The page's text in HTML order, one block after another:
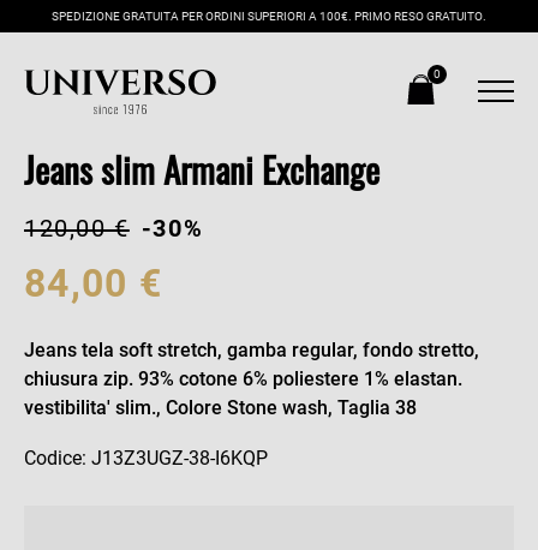
SPEDIZIONE GRATUITA PER ORDINI SUPERIORI A 100€. PRIMO RESO GRATUITO.
0
Jeans slim Armani Exchange
120,00 € -30%
84,00 €
Jeans tela soft stretch, gamba regular, fondo stretto,
chiusura zip. 93% cotone 6% poliestere 1% elastan.
vestibilita' slim., Colore Stone wash, Taglia 38
Codice: J13Z3UGZ-38-I6KQP